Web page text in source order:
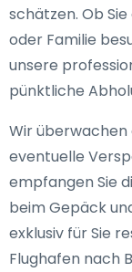
schätzen. Ob
oder Familie
unsere
pünktliche
Wir überwachen
eventuelle
empfangen Sie
beim Gepäck
exklusiv für Sie
Flughafen nach